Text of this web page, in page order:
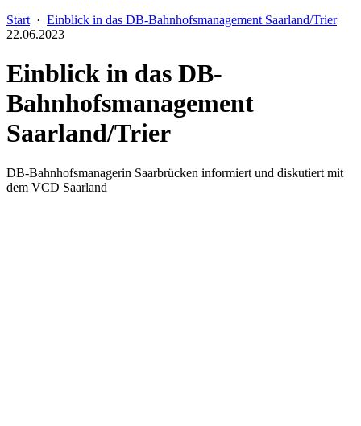
Start · Einblick in das DB-Bahnhofsmanagement Saarland/Trier
22.06.2023
Einblick in das DB-
Bahnhofsmanagement
Saarland/Trier
DB-Bahnhofsmanagerin Saarbrücken informiert und diskutiert mit
dem VCD Saarland